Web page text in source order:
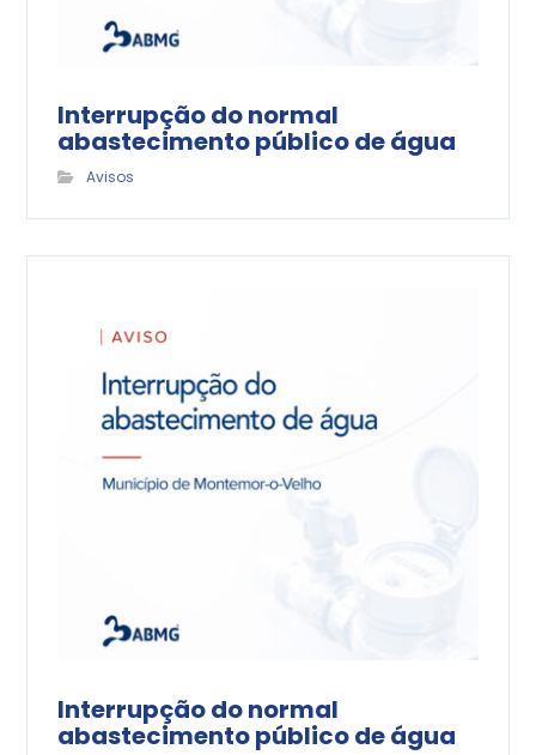
Interrupção do normal
abastecimento público de água
Avisos
Interrupção do normal
abastecimento público de água